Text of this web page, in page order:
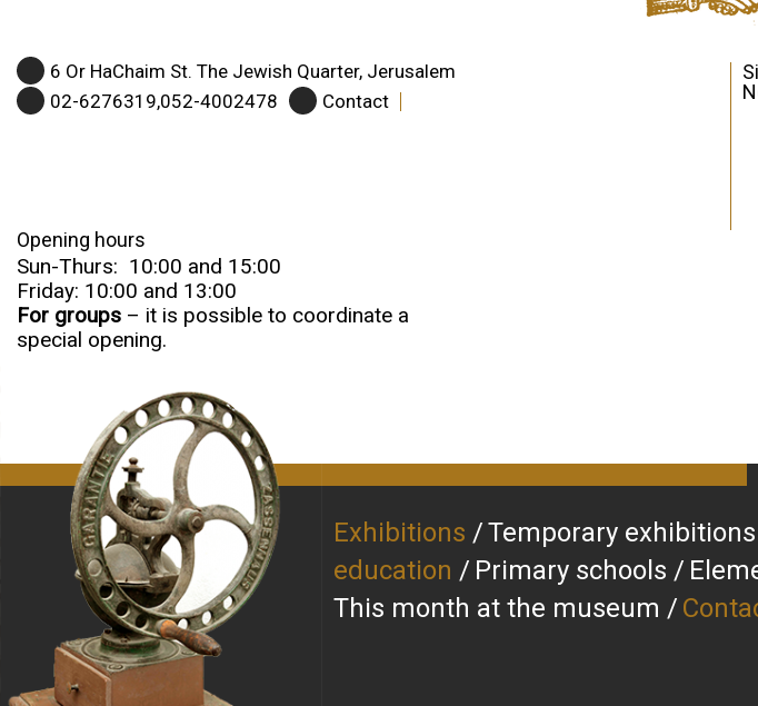
6 Or HaChaim St. The Jewish Quarter, Jerusalem
02-6276319,052-4002478
Contact
Opening hours
Sun-Thurs: 10:00 and 15:00
Friday: 10:00 and 13:00
For groups – it is possible to coordinate a
special opening.
Exhibitions Temporary exhibitions
education
Primary schools
This month at the museum